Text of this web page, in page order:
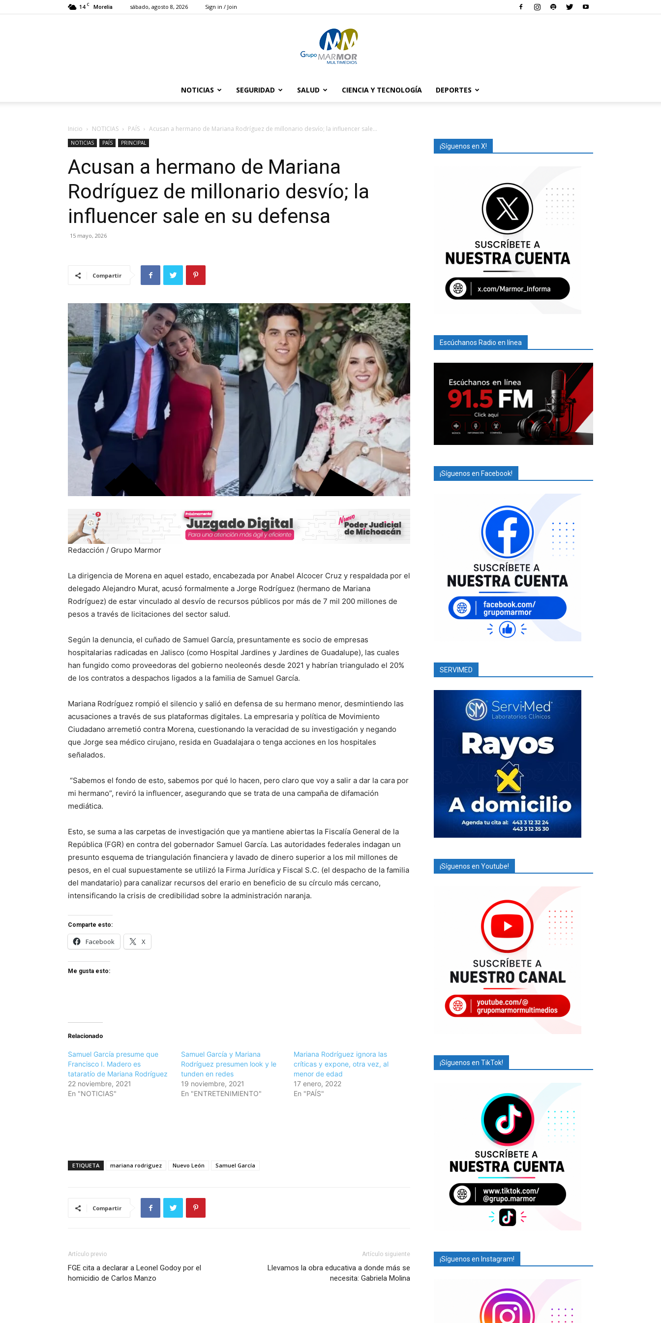
14 C Morelia sábado, agosto 8, 2026 Sign in / Join
Marmor
NOTICIAS SEGURIDAD SALUD CIENCIA Y TECNOLOGÍA DEPORTES
Inicio NOTICIAS PAÍS Acusan a hermano de Mariana Rodríguez de millonario desvío; la influencer sale...
NOTICIAS PAÍS PRINCIPAL
Acusan a hermano de Mariana
Rodríguez de millonario desvío; la
influencer sale en su defensa
15 mayo, 2026
Compartir
Redacción / Grupo Marmor
La dirigencia de Morena en aquel estado, encabezada por Anabel Alcocer Cruz y respaldada por el
delegado Alejandro Murat, acusó formalmente a Jorge Rodríguez (hermano de Mariana
Rodríguez) de estar vinculado al desvío de recursos públicos por más de 7 mil 200 millones de
pesos a través de licitaciones del sector salud.
Según la denuncia, el cuñado de Samuel García, presuntamente es socio de empresas
hospitalarias radicadas en Jalisco (como Hospital Jardines y Jardines de Guadalupe), las cuales
han fungido como proveedoras del gobierno neoleonés desde 2021 y habrían triangulado el 20%
de los contratos a despachos ligados a la familia de Samuel García.
Mariana Rodríguez rompió el silencio y salió en defensa de su hermano menor, desmintiendo las
acusaciones a través de sus plataformas digitales. La empresaria y política de Movimiento
Ciudadano arremetió contra Morena, cuestionando la veracidad de su investigación y negando
que Jorge sea médico cirujano, resida en Guadalajara o tenga acciones en los hospitales
señalados.
“Sabemos el fondo de esto, sabemos por qué lo hacen, pero claro que voy a salir a dar la cara por
mi hermano”, reviró la influencer, asegurando que se trata de una campaña de difamación
mediática.
Esto, se suma a las carpetas de investigación que ya mantiene abiertas la Fiscalía General de la
República (FGR) en contra del gobernador Samuel García. Las autoridades federales indagan un
presunto esquema de triangulación financiera y lavado de dinero superior a los mil millones de
pesos, en el cual supuestamente se utilizó la Firma Jurídica y Fiscal S.C. (el despacho de la familia
del mandatario) para canalizar recursos del erario en beneficio de su círculo más cercano,
intensificando la crisis de credibilidad sobre la administración naranja.
Comparte esto:
Facebook X
Me gusta esto:
Relacionado
Samuel García presume que
Francisco I. Madero es
tataratío de Mariana Rodríguez
22 noviembre, 2021
En "NOTICIAS"
Samuel García y Mariana
Rodríguez presumen look y le
tunden en redes
19 noviembre, 2021
En "ENTRETENIMIENTO"
Mariana Rodríguez ignora las
críticas y expone, otra vez, al
menor de edad
17 enero, 2022
En "PAÍS"
ETIQUETA mariana rodriguez Nuevo León Samuel García
Compartir
Artículo previo
FGE cita a declarar a Leonel Godoy por el
homicidio de Carlos Manzo
Artículo siguiente
Llevamos la obra educativa a donde más se
necesita: Gabriela Molina
¡Síguenos en X!
Escúchanos Radio en línea
¡Síguenos en Facebook!
SERVIMED
¡Síguenos en Youtube!
¡Síguenos en TikTok!
¡Síguenos en Instagram!